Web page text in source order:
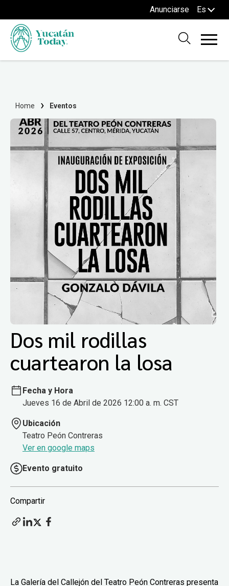
Anunciarse Es
Home Eventos
Dos mil rodillas
cuartearon la losa
Fecha y Hora
Jueves 16 de Abril de 2026 12:00 a. m. CST
Ubicación
Teatro Peón Contreras
Ver en google maps
Evento gratuito
Compartir
La Galería del Callejón del Teatro Peón Contreras presenta